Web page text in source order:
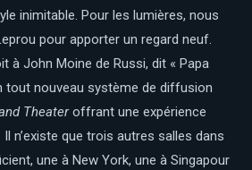
inimitable. Pour les lumières, nous
pour apporter un regard neuf.
à John Moine de Russi, dit « Papa
tout nouveau système de diffusion
Theateroffrant une expérience
n’existe que trois autres salles dans
une à New York, une à Singapour